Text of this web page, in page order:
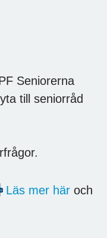
Seniorerna
till seniorråd
Läs mer här och